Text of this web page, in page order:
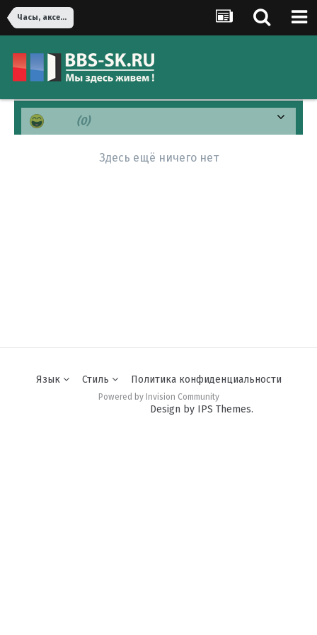
Часы, аксессуары и ювелирные изделия
(0)
Здесь ещё ничего нет
Язык Стиль Политика конфиденциальности
Powered by Invision Community
Design by IPS Themes.